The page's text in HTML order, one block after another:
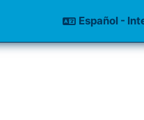
Español -